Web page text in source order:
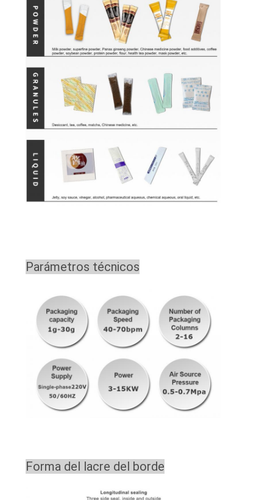
Parámetros técnicos
Forma del lacre del borde